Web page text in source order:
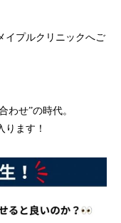
イプルクリニックへご
わせ”の時代。
ます！